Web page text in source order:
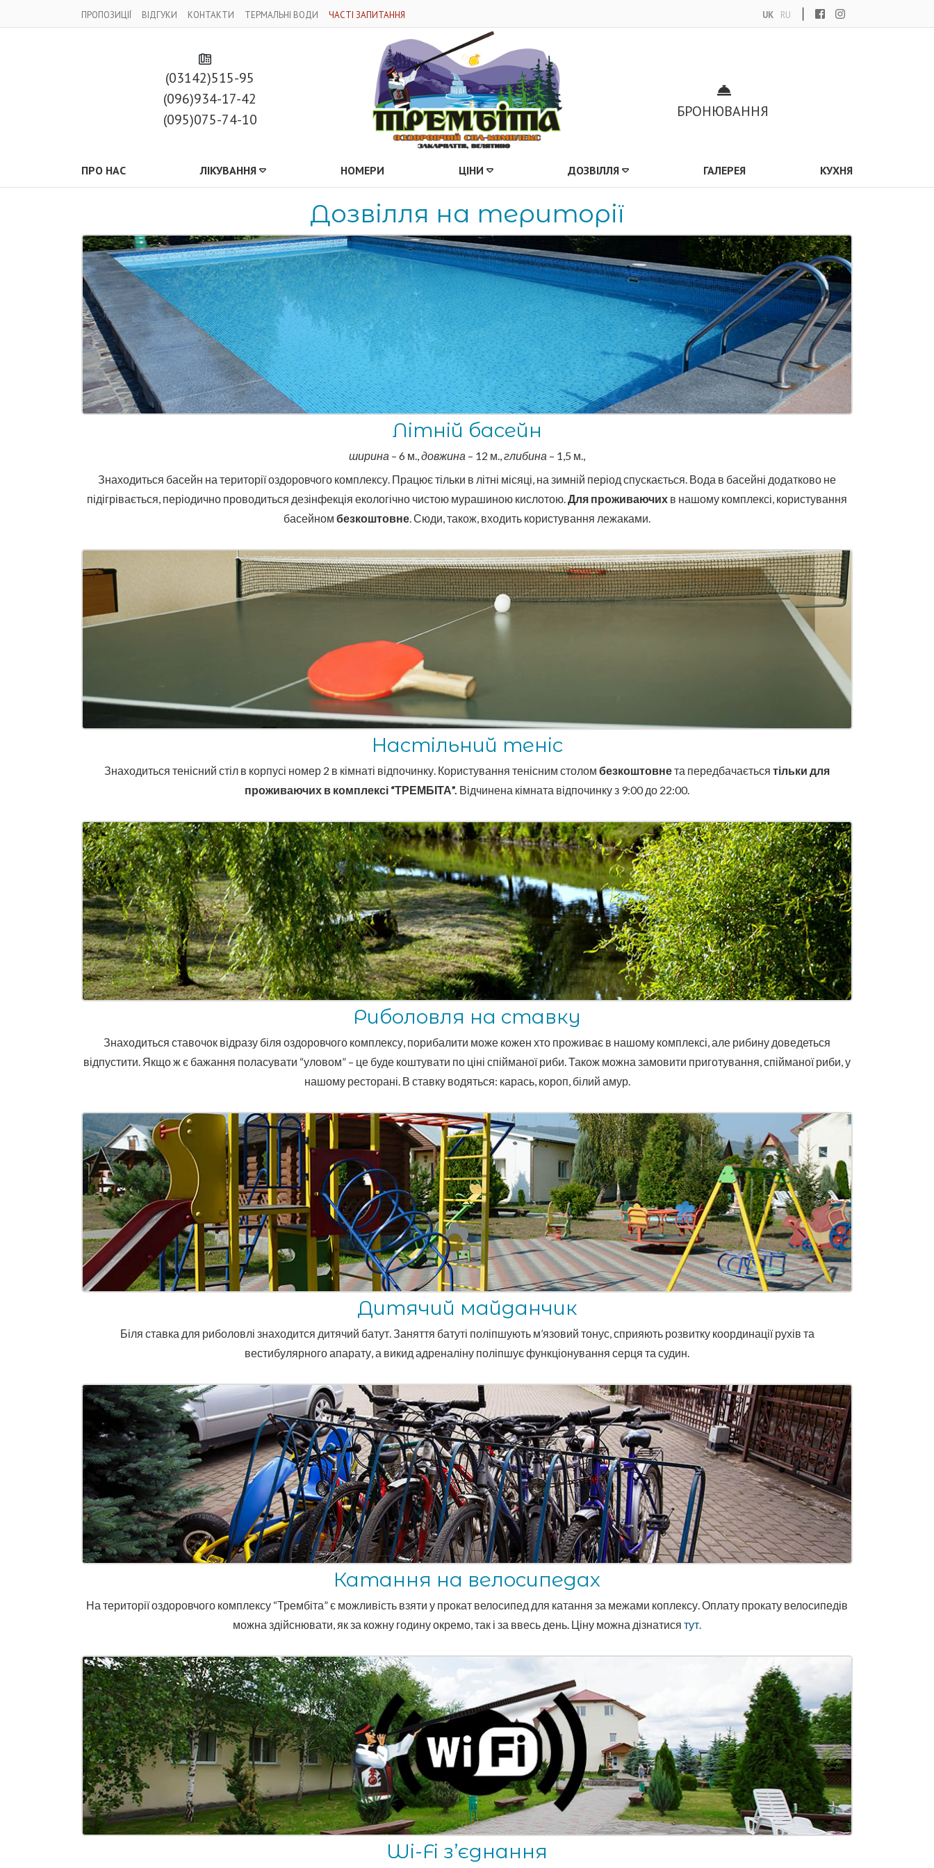
ПРОПОЗИЦІЇ ВІДГУКИ КОНТАКТИ ТЕРМАЛЬНІ ВОДИ ЧАСТІ ЗАПИТАННЯ UK RU
(03142)515-95
(096)934-17-42
(095)075-74-10
БРОНЮВАННЯ
ПРО НАС ЛІКУВАННЯ НОМЕРИ ЦІНИ ДОЗВІЛЛЯ ГАЛЕРЕЯ КУХНЯ
Дозвілля на території
Літній басейн
ширина – 6 м.,довжина – 12 м.,глибина – 1,5 м.,
Знаходиться басейн на території оздоровчого комплексу. Працює тільки в літні місяці, на зимній період спускається. Вода в басейні додатково не
підігрівається, періодично проводиться дезінфекція екологічно чистою мурашиною кислотою.Для проживаючих в нашому комплексі, користування
басейном безкоштовне. Сюди, також, входить користування лежаками.
Настільний теніс
Знаходиться тенісний стіл в корпусі номер 2 в кімнаті відпочинку. Користування тенісним столом безкоштовнета передбачається тільки для
проживаючих в комплексі “ТРЕМБІТА”. Відчинена кімната відпочинку з 9:00 до 22:00.
Риболовля на ставку
Знаходиться ставочок відразу біля оздоровчого комплексу, порибалити може кожен хто проживає в нашому комплексі, але рибину доведеться
відпустити. Якщо ж є бажання поласувати “уловом” – це буде коштувати по ціні спійманої риби. Також можна замовити приготування, спійманої риби, у
нашому ресторані. В ставку водяться: карась, короп, білий амур.
Дитячий майданчик
Біля ставка для риболовлі знаходится дитячий батут. Заняття батуті поліпшують м’язовий тонус, сприяють розвитку координації рухів та
вестибулярного апарату, а викид адреналіну поліпшує функціонування серця та судин.
Катання на велосипедах
На території оздоровчого комплексу “Трембіта” є можливість взяти у прокат велосипед для катання за межами коплексу. Оплату прокату велосипедів
можна здійснювати, як за кожну годину окремо, так і за ввесь день. Ціну можна дізнатися тут.
Wi-Fi з’єднання